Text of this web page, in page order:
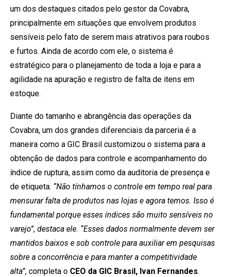
um dos destaques citados pelo gestor da Covabra,
principalmente em situações que envolvem produtos
sensíveis pelo fato de serem mais atrativos para roubos
e furtos. Ainda de acordo com ele, o sistema é
estratégico para o planejamento de toda a loja e para a
agilidade na apuração e registro de falta de itens em
estoque.
Diante do tamanho e abrangência das operações da
Covabra, um dos grandes diferenciais da parceria é a
maneira como a GIC Brasil customizou o sistema para a
obtenção de dados para controle e acompanhamento do
índice de ruptura, assim como da auditoria de presença e
de etiqueta. “Não tínhamos o controle em tempo real para
mensurar falta de produtos nas lojas e agora temos. Isso é
fundamental porque esses índices são muito sensíveis no
varejo”, destaca ele. “Esses dados normalmente devem ser
mantidos baixos e sob controle para auxiliar em pesquisas
sobre a concorrência e para manter a competitividade
alta”, completa o CEO da GIC Brasil, Ivan Fernandes.